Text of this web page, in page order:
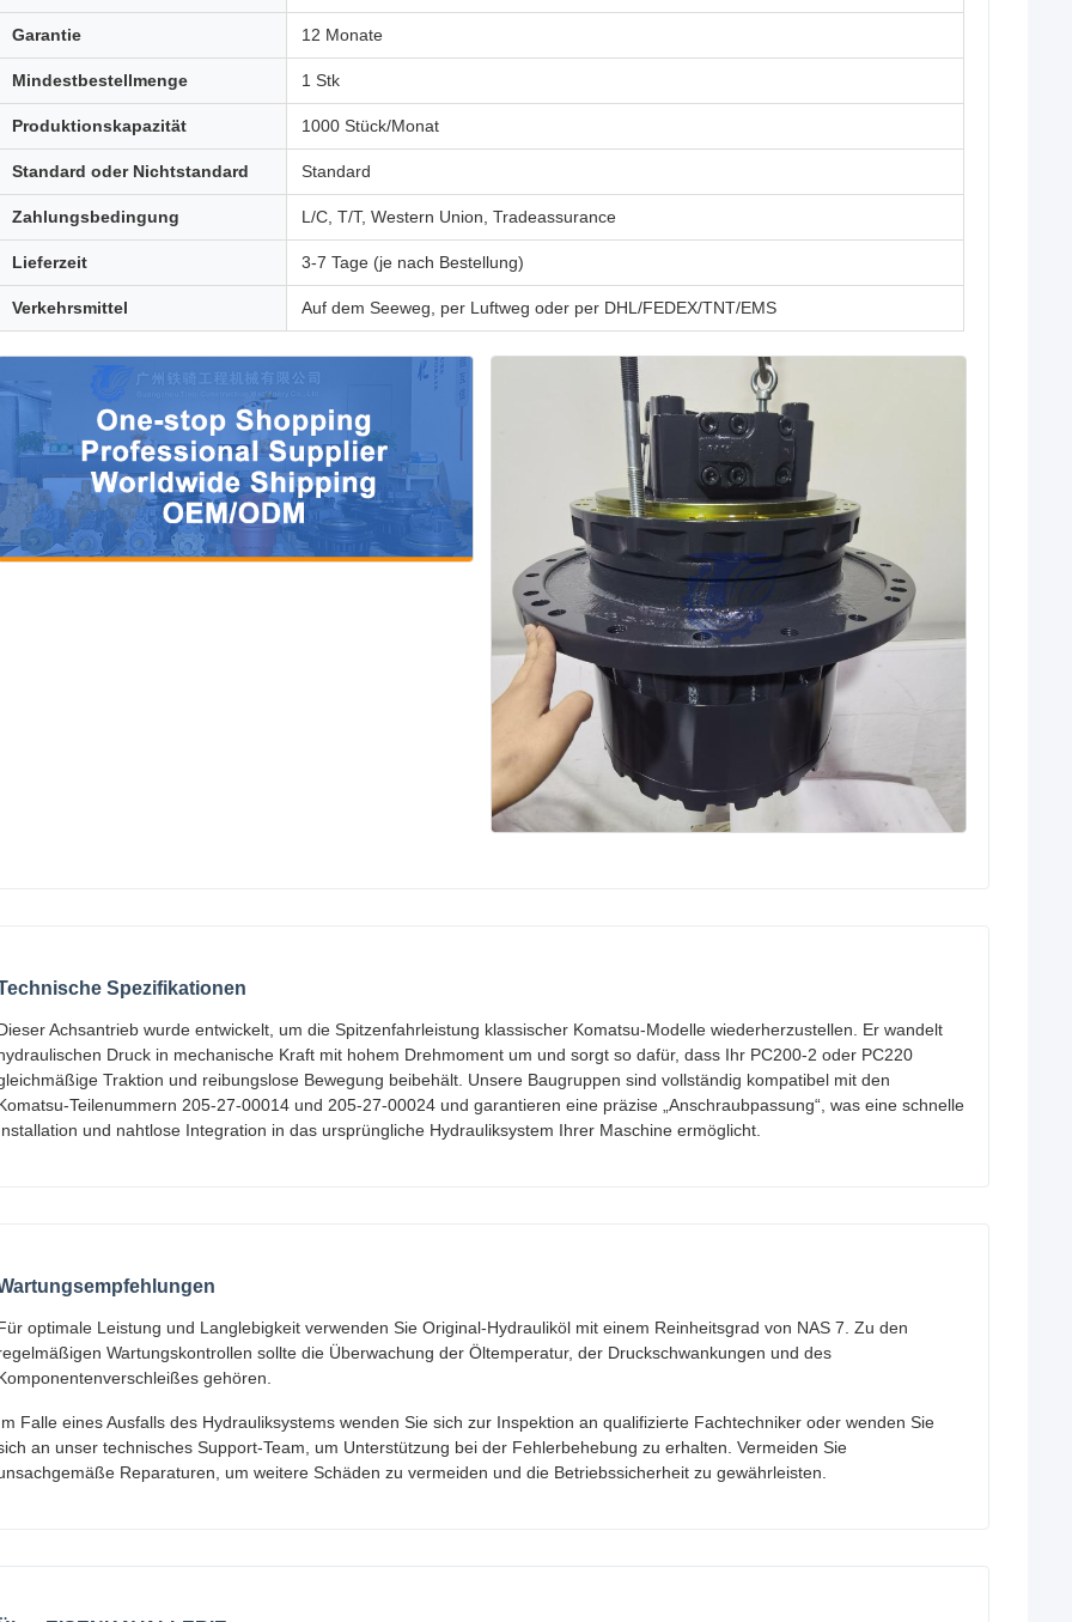
Garantie 12 Monate
Mindestbestellmenge 1 Stk
Produktionskapazität 1000 Stück/Monat
Standard oder Nichtstandard Standard
Zahlungsbedingung L/C, T/T, Western Union, Tradeassurance
Lieferzeit 3-7 Tage (je nach Bestellung)
Verkehrsmittel Auf dem Seeweg, per Luftweg oder per DHL/FEDEX/TNT/EMS
Spezifikationen
Achsantrieb wurde entwickelt, um die Spitzenfahrleistung klassischer Komatsu-Modelle wiederherzustellen. Er wandelt
Druck in mechanische Kraft mit hohem Drehmoment um und sorgt so dafür, dass Ihr PC200-2 oder PC220
Traktion und reibungslose Bewegung beibehält. Unsere Baugruppen sind vollständig kompatibel mit den
Teilenummern 205-27-00014 und 205-27-00024 und garantieren eine präzise „Anschraubpassung“, was eine schnelle
und nahtlose Integration in das ursprüngliche Hydrauliksystem Ihrer Maschine ermöglicht.
optimale Leistung und Langlebigkeit verwenden Sie Original-Hydrauliköl mit einem Reinheitsgrad von NAS 7. Zu den
Wartungskontrollen sollte die Überwachung der Öltemperatur, der Druckschwankungen und des
gehören.
Falle eines Ausfalls des Hydrauliksystems wenden Sie sich zur Inspektion an qualifizierte Fachtechniker oder wenden Sie
an unser technisches Support-Team, um Unterstützung bei der Fehlerbehebung zu erhalten. Vermeiden Sie
Reparaturen, um weitere Schäden zu vermeiden und die Betriebssicherheit zu gewährleisten.